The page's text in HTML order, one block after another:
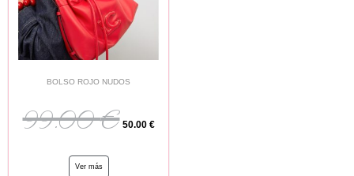
BOLSO ROJO NUDOS
99.00€ 50.00 €
Ver más